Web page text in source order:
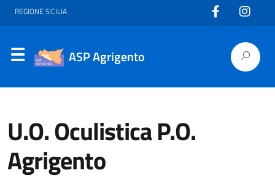
REGIONE SICILIA
ASP Agrigento
U.O. Oculistica P.O.
Agrigento